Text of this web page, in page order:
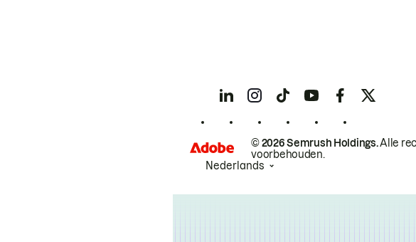
© 2026 Semrush Holdings.Alle
voorbehouden.
Nederlands